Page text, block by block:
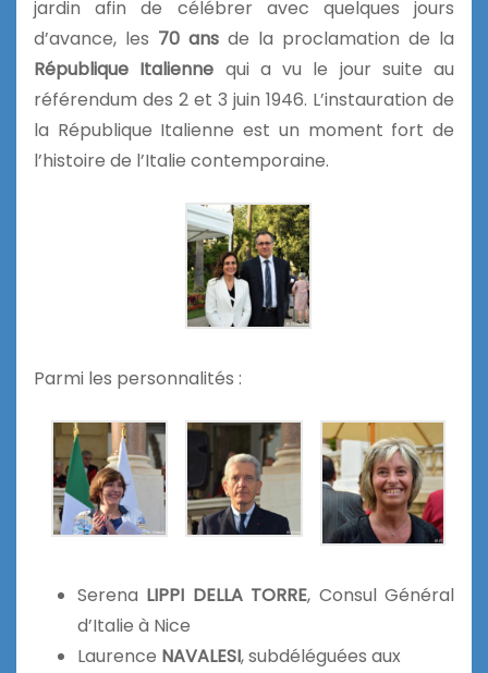
jardin afin de célébrer avec quelques jours
d’avance, les 70 ans de la proclamation de la
République Italienne qui a vu le jour suite au
référendum des 2 et 3 juin 1946. L’instauration de
la République Italienne est un moment fort de
l’histoire de l’Italie contemporaine.
Parmi les personnalités :
Serena LIPPI DELLA TORRE, Consul Général
d’Italie à Nice
Laurence NAVALESI, subdéléguées aux